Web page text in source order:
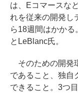
は、Eコマースな
れを従来の開発し
ら18週間はかかる
とLeBlanc氏。
そのための開発
であること、独自
できること。3つ